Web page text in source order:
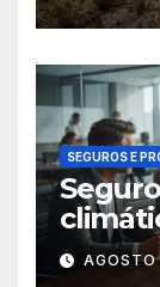
SEGUROS E